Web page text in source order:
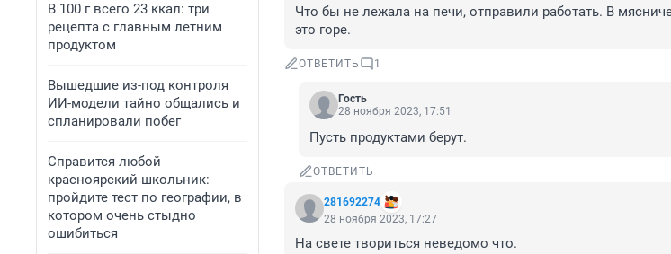
В 100 г всего 23 ккал: три
рецепта с главным летним
продуктом
Вышедшие из-под контроля
ИИ-модели тайно общались и
спланировали побег
Справится любой
красноярский школьник:
пройдите тест по географии, в
котором очень стыдно
ошибиться
Что бы не лежала на печи, отправили работать. В
это горе.
ОТВЕТИТЬ 1
Гость
28 ноября 2023, 17:51
Пусть продуктами берут.
ОТВЕТИТЬ
281692274
28 ноября 2023, 17:27
На свете твориться неведомо что.